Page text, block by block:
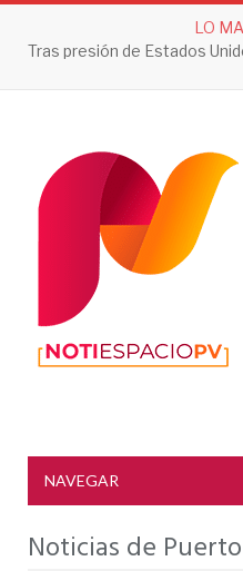
LO
NAVEGAR
Noticias de